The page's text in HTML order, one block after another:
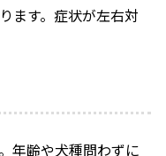
ます。症状が左右対
年齢や犬種問わずに